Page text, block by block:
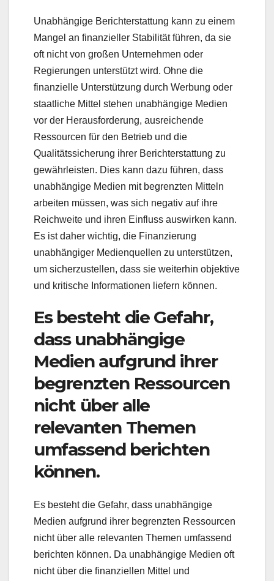
Unabhängige Berichterstattung kann zu einem
Mangel an finanzieller Stabilität führen, da sie
oft nicht von großen Unternehmen oder
Regierungen unterstützt wird. Ohne die
finanzielle Unterstützung durch Werbung oder
staatliche Mittel stehen unabhängige Medien
vor der Herausforderung, ausreichende
Ressourcen für den Betrieb und die
Qualitätssicherung ihrer Berichterstattung zu
gewährleisten. Dies kann dazu führen, dass
unabhängige Medien mit begrenzten Mitteln
arbeiten müssen, was sich negativ auf ihre
Reichweite und ihren Einfluss auswirken kann.
Es ist daher wichtig, die Finanzierung
unabhängiger Medienquellen zu unterstützen,
um sicherzustellen, dass sie weiterhin objektive
und kritische Informationen liefern können.
Es besteht die Gefahr,
dass unabhängige
Medien aufgrund ihrer
begrenzten Ressourcen
nicht über alle
relevanten Themen
umfassend berichten
können.
Es besteht die Gefahr, dass unabhängige
Medien aufgrund ihrer begrenzten Ressourcen
nicht über alle relevanten Themen umfassend
berichten können. Da unabhängige Medien oft
nicht über die finanziellen Mittel und